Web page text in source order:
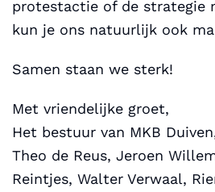
protestactie of de strategie
kun je ons natuurlijk ook
Samen staan we sterk!
Met vriendelijke groet,
Het bestuur van MKB
Theo de Reus, Jeroen
Reintjes, Walter Verwaal,